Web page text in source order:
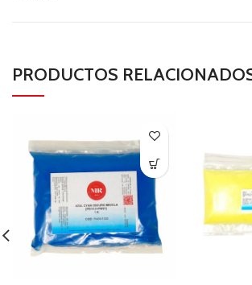
PRODUCTOS